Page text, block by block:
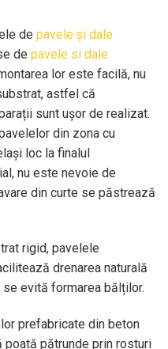
de pavele și dale
de pavele si dale
lor este facilă, nu
astfel că
sunt ușor de realizat.
din zona cu
loc la finalul
nu este nevoie de
din curte se păstrează
rigid, pavelele
drenarea naturală
evită formarea bălților.
prefabricate din beton
poată pătrunde prin rosturi